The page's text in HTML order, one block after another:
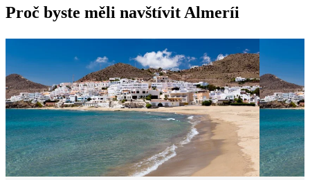
Proč byste měli navštívit Almeríi